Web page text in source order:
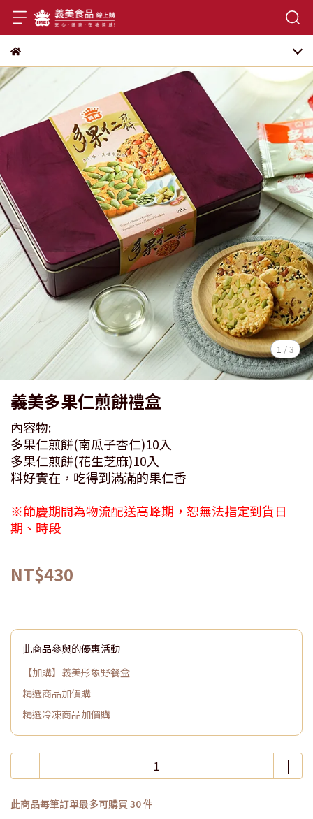
1 /3
義美多果仁煎餅禮盒
內容物:
多果仁煎餅(南瓜子杏仁)10入
多果仁煎餅(花生芝麻)10入
料好實在，吃得到滿滿的果仁香
※節慶期間為物流配送高峰期，恕無法指定到貨日
期、時段
NT$430
此商品參與的優惠活動
【加購】義美形象野餐盒
精選商品加價購
精選冷凍商品加價購
此商品每筆訂單最多可購買 30 件